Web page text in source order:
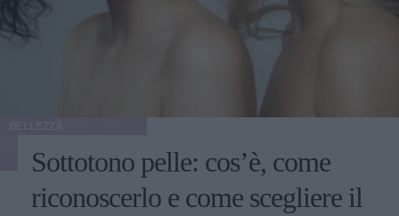
Sottotono pelle: cos’è, come
riconoscerlo e come scegliere il